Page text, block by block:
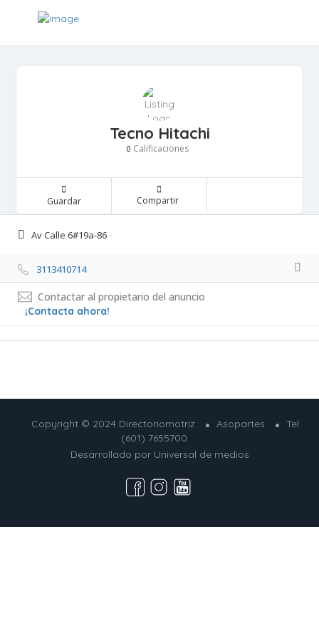
Tecno Hitachi
0 Calificaciones
Guardar Compartir
Av Calle 6#19a-86
3113410714
Contactar al propietario del anuncio
¡Contacta ahora!
Copyright © 2024 Directoriomotriz Asopartes
Tel
(601) 7655700
Desarrollado por Universal de medios